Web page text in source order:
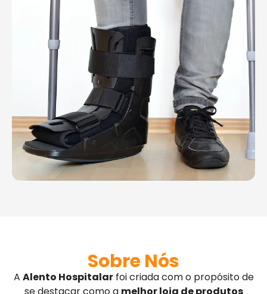
Sobre Nós
A Alento Hospitalarfoi criada com o propósito de